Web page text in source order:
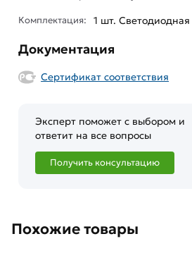
Комплектация: 1 шт.
Документация
Сертификат соответствия
Эксперт поможет с выбором и
ответит на все вопросы
Получить консультацию
Похожие товары